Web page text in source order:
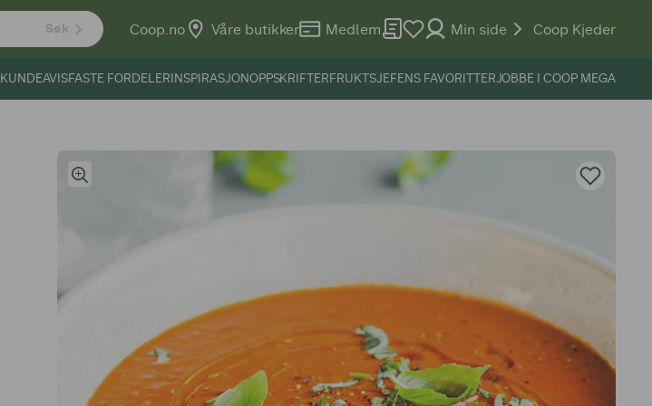
Søk Coop.no Våre butikker Medlem Min side Coop Kjeder
KUNDEAVISFASTE FORDELERINSPIRASJONOPPSKRIFTERFRUKTSJEFENS FAVORITTERJOBBE I COOP MEGA